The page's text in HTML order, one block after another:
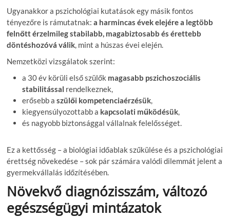
Ugyanakkor a pszichológiai kutatások egy másik fontos
tényezőre is rámutatnak:a harmincas évek elejére a legtöbb
felnőtt érzelmileg stabilabb, magabiztosabb és érettebb
döntéshozóvá válik, mint a húszas évei elején.
Nemzetközi vizsgálatok szerint:
a 30 év körüli első szülők magasabb pszichoszociális
stabilitással rendelkeznek,
erősebb aszülői kompetenciaérzésük,
kiegyensúlyozottabb a kapcsolati működésük,
és nagyobb biztonsággal vállalnak felelősséget.
Ez a kettősség – a biológiai időablak szűkülése és a pszichológiai
érettség növekedése – sok pár számára valódi dilemmát jelent a
gyermekvállalás időzítésében.
Növekvő diagnózisszám, változó
egészségügyi mintázatok